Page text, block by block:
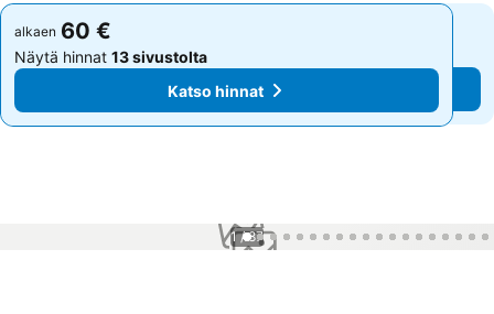
alkaen 60 €
Näytä hinnat 13 sivustolta
Katso hinnat
alkaen 60 €
Näytä hinnat 13 sivustolta
Katso hinnat
1 / 87